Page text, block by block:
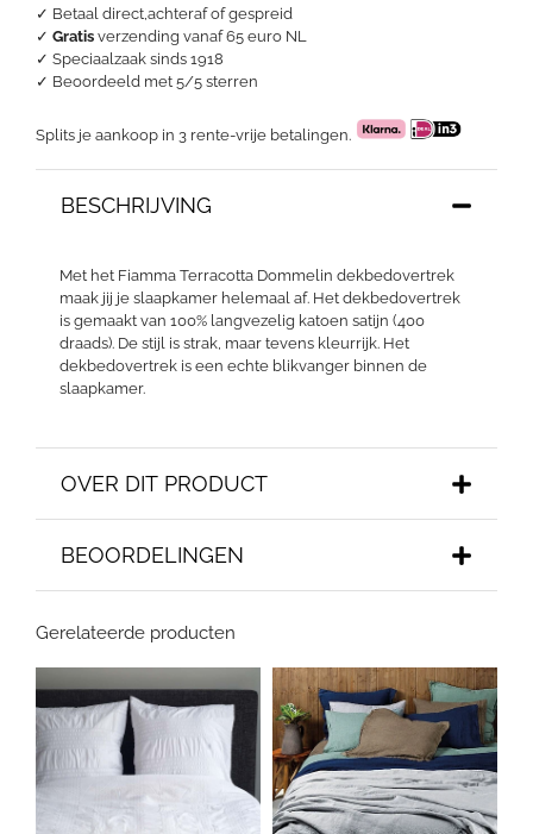
✓ Betaal direct,achteraf of gespreid
✓ Gratis verzending vanaf 65 euro NL
✓ Speciaalzaak sinds 1918
✓ Beoordeeld met 5/5 sterren
Splits je aankoop in 3 rente-vrije betalingen.
BESCHRIJVING
Met het Fiamma Terracotta Dommelin dekbedovertrek
maak jij je slaapkamer helemaal af. Het dekbedovertrek
is gemaakt van 100% langvezelig katoen satijn (400
draads). De stijl is strak, maar tevens kleurrijk. Het
dekbedovertrek is een echte blikvanger binnen de
slaapkamer.
OVER DIT PRODUCT
BEOORDELINGEN
Gerelateerde producten